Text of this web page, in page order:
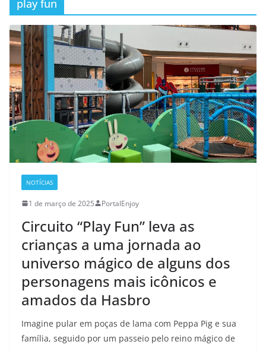
play fun
NOTÍCIAS
1 de março de 2025 PortalEnjoy
Circuito “Play Fun” leva as
crianças a uma jornada ao
universo mágico de alguns dos
personagens mais icônicos e
amados da Hasbro
Imagine pular em poças de lama com Peppa Pig e sua
família, seguido por um passeio pelo reino mágico de